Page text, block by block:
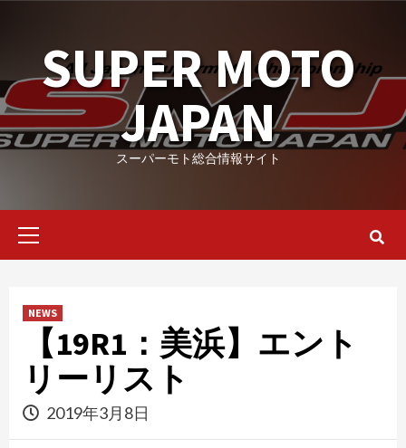
contentSUPER MOTO
JAPAN
スーパーモト総合情報サイト
Primary
NEWS
【19R1：美浜】エント
リーリスト
2019年3月8日